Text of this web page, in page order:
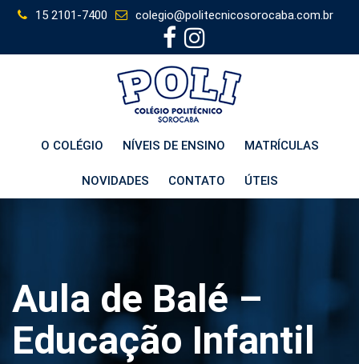
Skip
content
15 2101-7400 colegio@politecnicosorocaba.com.br
O COLÉGIO NÍVEIS DE ENSINO MATRÍCULAS
NOVIDADES CONTATO ÚTEIS
Aula de Balé –
Educação Infantil